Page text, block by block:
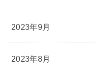
2023年9月
2023年8月